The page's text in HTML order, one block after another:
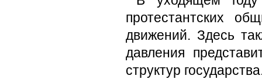
протестантских
движений. Здесь
давления
структур